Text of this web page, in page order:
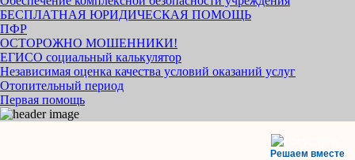
БЕСПЛАТНАЯ ЮРИДИЧЕСКАЯ ПОМОЩЬ
ПФР
ОСТОРОЖНО МОШЕННИКИ!
ЕГИСО социальный калькулятор
Независимая оценка качества условий оказаний услуг
Отопительный период
Первая помощь
Решаем вместе